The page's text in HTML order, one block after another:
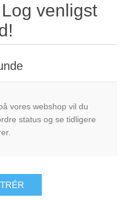
venligst
vores webshop vil du
status og se tidligere